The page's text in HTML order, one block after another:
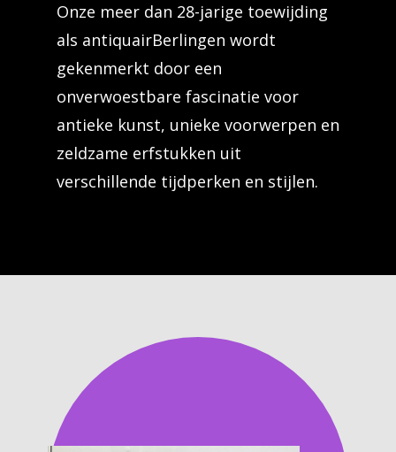
Onze meer dan 28-jarige toewijding
als antiquairBerlingen wordt
gekenmerkt door een
onverwoestbare fascinatie voor
antieke kunst, unieke voorwerpen en
zeldzame erfstukken uit
verschillende tijdperken en stijlen.